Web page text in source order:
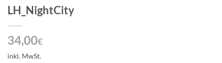
LH_NightCity
34,00€
inkl. MwSt.